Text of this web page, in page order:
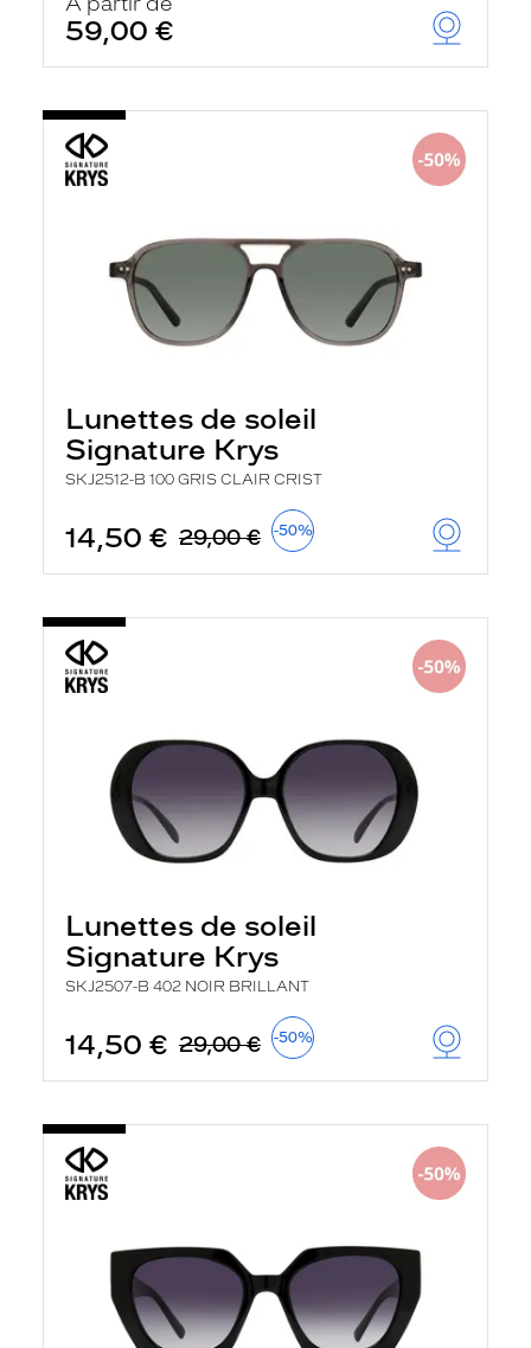
59,00 €
Lunettes de soleil
Signature Krys
SKJ2512-B 100 GRIS CLAIR CRIST
14,50 € 29,00 € -50%
Lunettes de soleil
Signature Krys
SKJ2507-B 402 NOIR BRILLANT
14,50 € 29,00 € -50%